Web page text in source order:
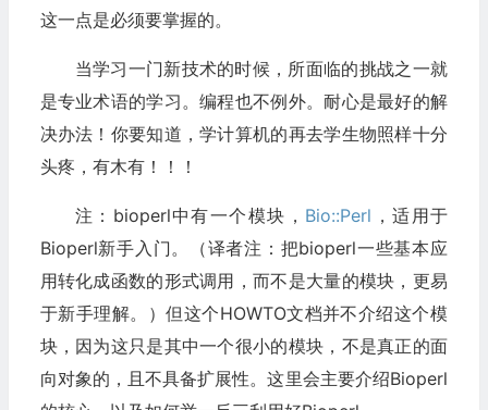
这一点是必须要掌握的。
当学习一门新技术的时候，所面临的挑战之一就
是专业术语的学习。编程也不例外。耐心是最好的解
决办法！你要知道，学计算机的再去学生物照样十分
头疼，有木有！！！
注：bioperl中有一个模块， Bio::Perl ，适用于
Bioperl新手入门。（译者注：把bioperl一些基本应
用转化成函数的形式调用，而不是大量的模块，更易
于新手理解。）但这个HOWTO文档并不介绍这个模
块，因为这只是其中一个很小的模块，不是真正的面
向对象的，且不具备扩展性。这里会主要介绍Bioperl